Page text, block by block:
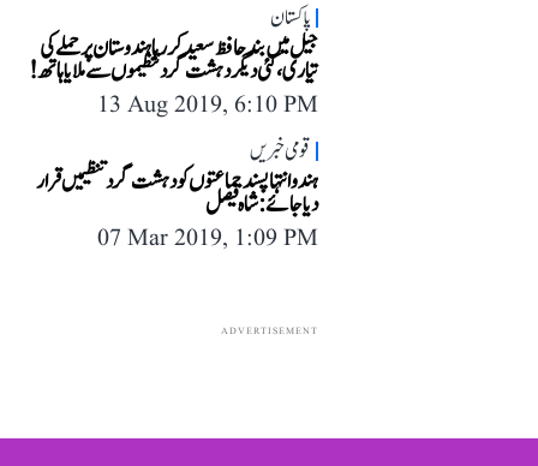
پاکستان
جیل میں بند حافظ سعید کر رہا ہندوستان پر حملے کی
تیاری، کئی دیگر دہشت گرد تنظیموں سے ملایا ہاتھ!
13 Aug 2019, 6:10 PM
قومی خبریں
ہندو انتہا پسند جماعتوں کو دہشت گرد تنظیمیں قرار
دیا جائے: شاہ فیصل
07 Mar 2019, 1:09 PM
ADVERTISEMENT